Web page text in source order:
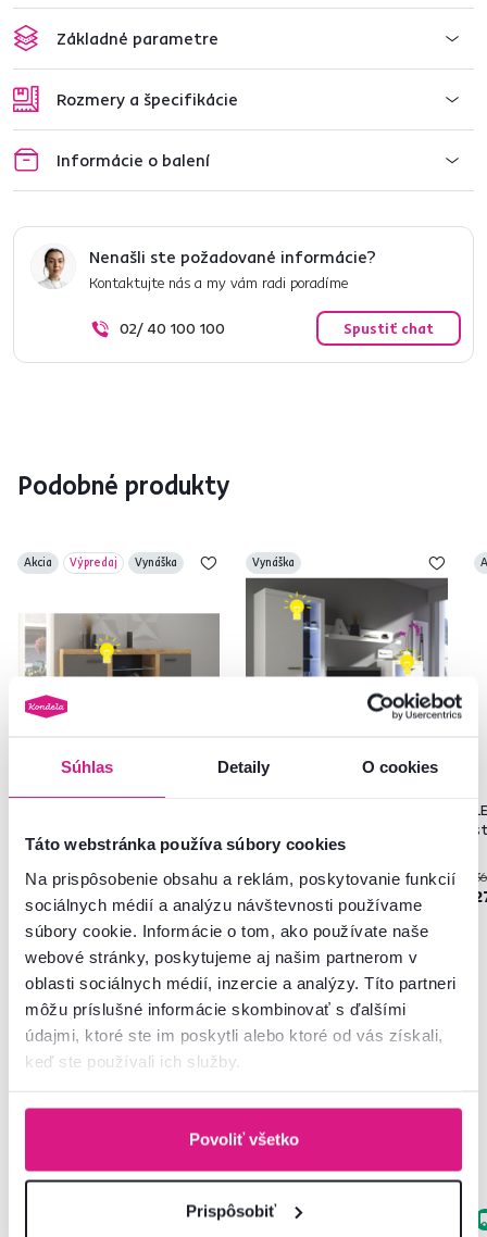
Súhlas Detaily O cookies
Táto webstránka používa súbory cookies
Na prispôsobenie obsahu a reklám, poskytovanie funkcií
sociálnych médií a analýzu návštevnosti používame
súbory cookie. Informácie o tom, ako používate naše
webové stránky, poskytujeme aj našim partnerom v
oblasti sociálnych médií, inzercie a analýzy. Títo partneri
môžu príslušné informácie skombinovať s ďalšími
údajmi, ktoré ste im poskytli alebo ktoré od vás získali,
keď ste používali ich služby.
Povoliť všetko
Prispôsobiť
Základné parametre
Rozmery a špecifikácie
Informácie o balení
Nenašli ste požadované informácie?
Kontaktujte nás a my vám radi poradíme
02/ 40 100 100 Spustiť chat
Podobné produkty
Akcia Výpredaj Vynáška
12,90 €
9,90 € -23%
Vynáška
33 €
Často kupované spolu
Zadarmo